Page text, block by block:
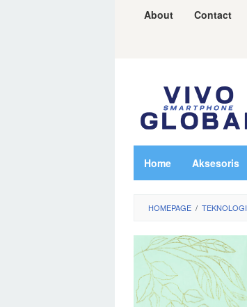
About Contact
Home Aksesoris
HOMEPAGE / TEKNOLOGI